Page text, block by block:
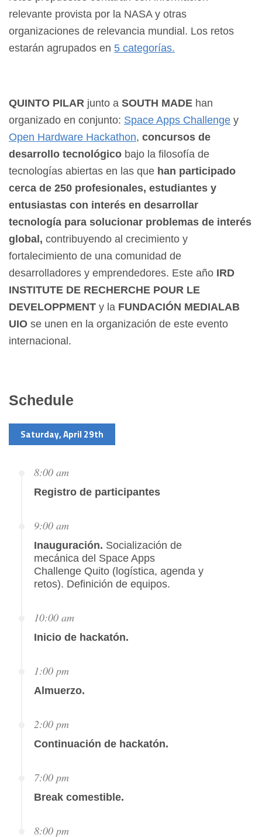
relevante provista por la NASA y otras
organizaciones de relevancia mundial. Los retos
estarán agrupados en 5 categorías.
QUINTO PILAR junto a SOUTH MADE han
organizado en conjunto: Space Apps Challenge y
Open Hardware Hackathon, concursos de
desarrollo tecnológico bajo la filosofía de
tecnologías abiertas en las que han participado
cerca de 250 profesionales, estudiantes y
entusiastas con interés en desarrollar
tecnología para solucionar problemas de interés
global, contribuyendo al crecimiento y
fortalecimiento de una comunidad de
desarrolladores y emprendedores. Este año IRD
INSTITUTE DE RECHERCHE POUR LE
DEVELOPPMENT y la FUNDACIÓN MEDIALAB
UIO se unen en la organización de este evento
internacional.
Schedule
Saturday, April 29th
8:00 am
Registro de participantes
9:00 am
Inauguración. Socialización de
mecánica del Space Apps
Challenge Quito (logística, agenda y
retos). Definición de equipos.
10:00 am
Inicio de hackatón.
1:00 pm
Almuerzo.
2:00 pm
Continuación de hackatón.
7:00 pm
Break comestible.
8:00 pm